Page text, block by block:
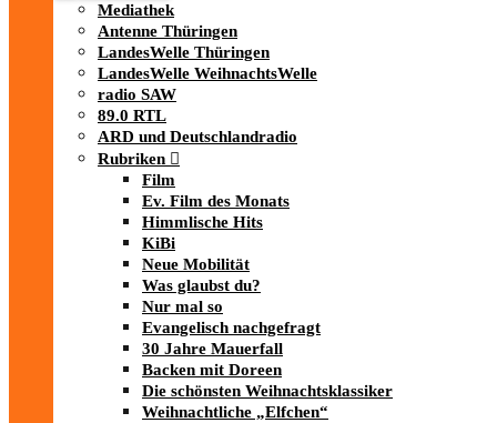
Mediathek
Antenne Thüringen
LandesWelle Thüringen
LandesWelle WeihnachtsWelle
radio SAW
89.0 RTL
ARD und Deutschlandradio
Rubriken
Film
Ev. Film des Monats
Himmlische Hits
KiBi
Neue Mobilität
Was glaubst du?
Nur mal so
Evangelisch nachgefragt
30 Jahre Mauerfall
Backen mit Doreen
Die schönsten Weihnachtsklassiker
Weihnachtliche „Elfchen“